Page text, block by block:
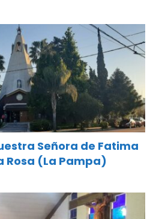
Señora de Fatima
Rosa (La Pampa)